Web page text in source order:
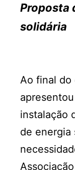
Proposta
solidária
Ao final do
instalação
de energia